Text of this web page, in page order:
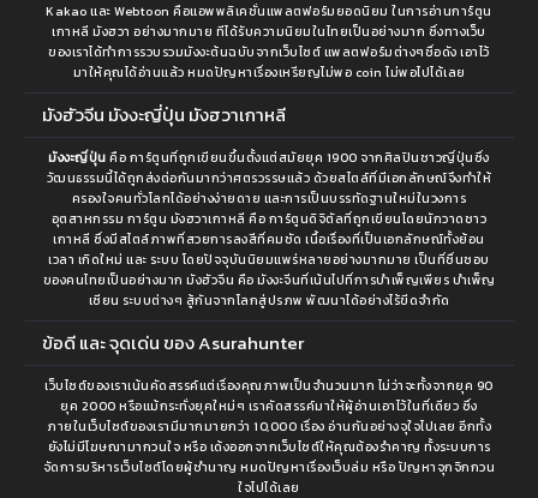
Kakao และ Webtoon คือแอพพลิเคชั่นแพลตฟอร์มยอดนิยม ในการอ่านการ์ตูน
เกาหลี มังฮวา อย่างมากมาย ทีได้รับความนิยมในไทยเป็นอย่างมาก ซึ่งทางเว็บ
ของเราได้ทำการรวบรวมมังงะต้นฉบับจากเว็บไซต์ แพลตฟอร์มต่างๆชื่อดัง เอาไว้
มาให้คุณได้อ่านแล้ว หมดปัญหาเรื่องเหรียญไม่พอ coin ไม่พอไปได้เลย
มังฮัวจีน มังงะญี่ปุ่น มังฮวาเกาหลี
มังงะญี่ปุ่น คือ การ์ตูนที่ถูกเขียนขึ้นตั้งแต่สมัยยุค 1900 จากศิลปินชาวญี่ปุ่นซึ่ง
วัฒนธรรมนี้ได้ถูกส่งต่อกันมากว่าศตรวรรษแล้ว ด้วยสไตล์ที่มีเอกลักษณ์จึงทำให้
ครองใจคนทั่วโลกได้อย่างง่ายดาย และการเป็นบรรทัดฐานใหม่ในวงการ
อุตสาหกรรม การ์ตูน มังฮวาเกาหลี คือ การ์ตูนดิจิตัลที่ถูกเขียนโดยนักวาดชาว
เกาหลี ซึ่งมีสไตล์ภาพที่สวยการลงสีที่คมชัด เนื้อเรื่องที่เป็นเอกลักษณ์ทั้งย้อน
เวลา เกิดใหม่ และ ระบบ โดยปัจจุบันนิยมแพร่หลายอย่างมากมาย เป็นที่ชื่นชอบ
ของคนไทยเป็นอย่างมาก มังฮัวจีน คือ มังงะจีนที่เน้นไปที่การบำเพ็ญเพียร บำเพ็ญ
เซียน ระบบต่างๆ สู้กันจากโลกสู่ปรภพ พัฒนาได้อย่างไร้ขีดจำกัด
ข้อดี และ จุดเด่น ของ Asurahunter
เว็บไซต์ของเราเน้นคัดสรรค์แต่เรื่องคุณภาพเป็นจำนวนมาก ไม่ว่าจะทั้งจากยุค 90
ยุค 2000 หรือแม้กระทั่งยุคใหม่ๆ เราคัดสรรค์มาให้ผู้อ่านเอาไว้ในที่เดียว ซึ่ง
ภายในเว็บไซต์ของเรามีมากมายกว่า 10,000 เรื่อง อ่านกันอย่างจุใจไปเลย อีกทั้ง
ยังไม่มีโฆษณามากวนใจ หรือ เด้งออกจากเว็บไซต์ให้คุณต้องรำคาญ ทั้งระบบการ
จัดการบริหารเว็บไซต์โดยผู้ชำนาญ หมดปัญหาเรื่องเว็บล่ม หรือ ปัญหาจุกจิกกวน
ใจไปได้เลย